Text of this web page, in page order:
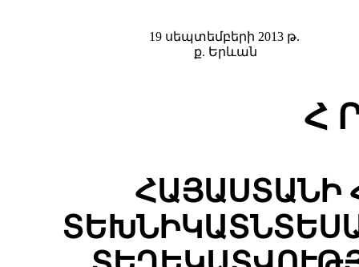
19 սեպտեմբերի 2013 թ.
ք. Երևան
Հ
ՀԱՅԱՍՏԱՆԻ